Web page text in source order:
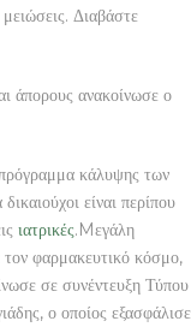
Διαβάστε
ανακοίνωσε ο
κάλυψης των
είναι περίπου
ιατρικές.Mεγάλη
τον φαρμακευτικό κόσμο,
σε συνέντευξη Τύπου
ο οποίος εξασφάλισε